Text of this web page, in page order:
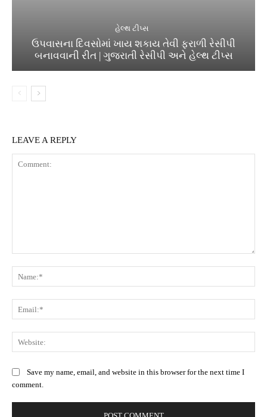
હેલ્થ ટીપ્સ
ઉપવાસના દિવસોમાં ખાય શકાય તેવી ફરાળી રેસીપી
બનાવવાની રીત | ગુજરાતી રેસીપી અને હેલ્થ ટીપ્સ
LEAVE A REPLY
Save my name, email, and website in this browser for the next time I
comment.